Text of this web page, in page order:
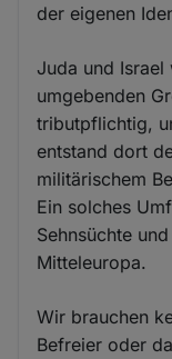
der eigenen
Juda und
umgebenden
tributpflichtig,
entstand dort
militärischem
Ein solches
Sehnsüchte
Mitteleuropa.
Wir brauchen
Befreier oder